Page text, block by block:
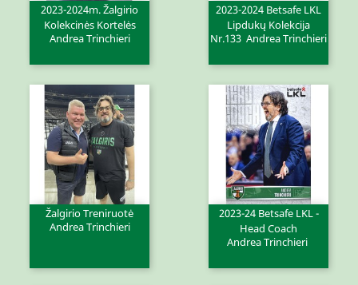
2023-2024m. Žalgirio
Kolekcinės Kortelės
Andrea Trinchieri
2023-2024 Betsafe LKL
Lipdukų Kolekcija
Nr.133 Andrea Trinchieri
Žalgirio Treniruotė
Andrea Trinchieri
2023-24 Betsafe LKL -
Head Coach
Andrea Trinchieri